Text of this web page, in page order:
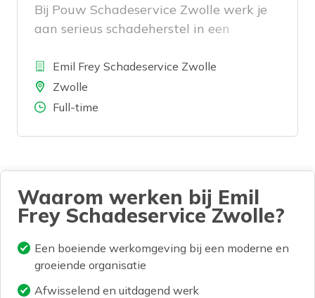
Bij Pouw Schadeservice Zwolle werk je
aan serieus schadeherstel in een
tools en goed gereedschap. Jij zorgt dat
iedere auto weer strak en veilig de weg
op gaat, precies zoals het hoort. Wil je
BedrijfEmil Frey Schadeservice Zwolle
LocatieZwolle
Aantal uren
Full-time
Waarom werken bij Emil
Frey Schadeservice Zwolle?
Een boeiende werkomgeving bij een moderne en
groeiende organisatie
Afwisselend en uitdagend werk